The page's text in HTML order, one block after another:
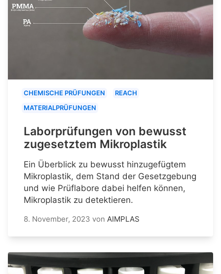
CHEMISCHE PRÜFUNGEN
REACH
MATERIALPRÜFUNGEN
Laborprüfungen von bewusst
zugesetztem Mikroplastik
Ein Überblick zu bewusst hinzugefügtem
Mikroplastik, dem Stand der Gesetzgebung
und wie Prüflabore dabei helfen können,
Mikroplastik zu detektieren.
8. November, 2023 von AIMPLAS